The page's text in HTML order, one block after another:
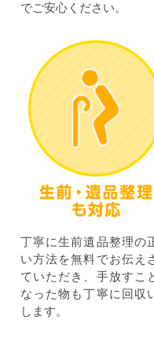
でご安心ください。
丁寧に生前遺品整理の
い方法を無料でお伝え
ていただき、手放すこ
なった物も丁寧に回収
します。